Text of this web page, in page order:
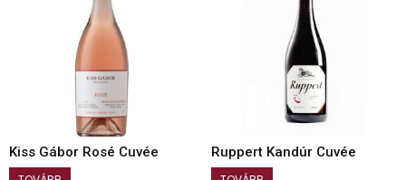
Kiss Gábor Rosé Cuvée Ruppert Kandúr Cuvée